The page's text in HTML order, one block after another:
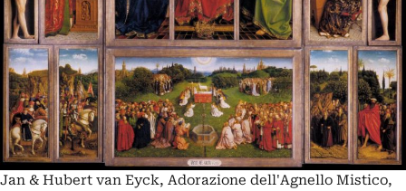
Jan & Hubert van Eyck, Adorazione dell'Agnello Mistico,